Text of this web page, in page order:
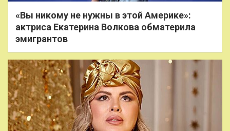
«Вы никому не нужны в этой Америке»:
актриса Екатерина Волкова обматерила
эмигрантов